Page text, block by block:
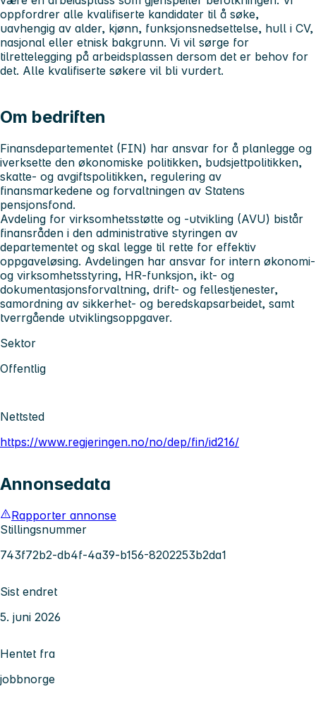
oppfordrer alle kvalifiserte kandidater til å søke,
uavhengig av alder, kjønn, funksjonsnedsettelse, hull i CV,
nasjonal eller etnisk bakgrunn. Vi vil sørge for
tilrettelegging på arbeidsplassen dersom det er behov for
det. Alle kvalifiserte søkere vil bli vurdert.
Om bedriften
Finansdepartementet (FIN) har ansvar for å planlegge og
iverksette den økonomiske politikken, budsjettpolitikken,
skatte- og avgiftspolitikken, regulering av
finansmarkedene og forvaltningen av Statens
pensjonsfond.
Avdeling for virksomhetsstøtte og -utvikling (AVU) bistår
finansråden i den administrative styringen av
departementet og skal legge til rette for effektiv
oppgaveløsing. Avdelingen har ansvar for intern økonomi-
og virksomhetsstyring, HR-funksjon, ikt- og
dokumentasjonsforvaltning, drift- og fellestjenester,
samordning av sikkerhet- og beredskapsarbeidet, samt
tverrgående utviklingsoppgaver.
Sektor
Offentlig
Nettsted
https://www.regjeringen.no/no/dep/fin/id216/
Annonsedata
Rapporter annonse
Stillingsnummer
743f72b2-db4f-4a39-b156-8202253b2da1
Sist endret
5. juni 2026
Hentet fra
jobbnorge